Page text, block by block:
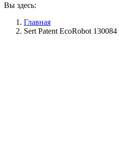
Вы здесь:
Главная
Sert Patent EcoRobot 130084